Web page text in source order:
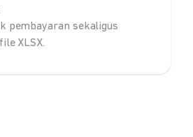
pembayaran sekaligus
XLSX.